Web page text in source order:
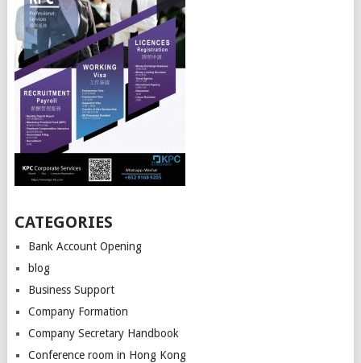
CATEGORIES
Bank Account Opening
blog
Business Support
Company Formation
Company Secretary Handbook
Conference room in Hong Kong